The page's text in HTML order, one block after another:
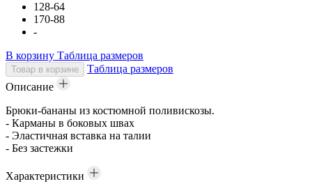
128-64
170-88
-
В корзину Таблица размеров
Товар в корзине
Таблица размеров
Описание
Брюки-бананы из костюмной поливискозы.
- Карманы в боковых швах
- Эластичная вставка на талии
- Без застежки
Характеристики